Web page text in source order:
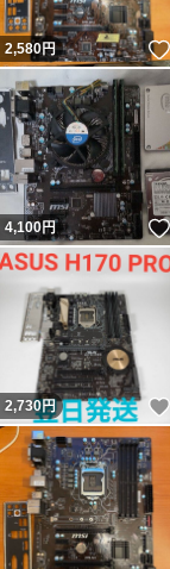
2,580円
4,100円
2,730円